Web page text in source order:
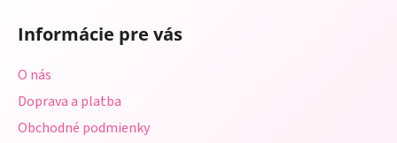
Informácie pre vás
O nás
Doprava a platba
Obchodné podmienky